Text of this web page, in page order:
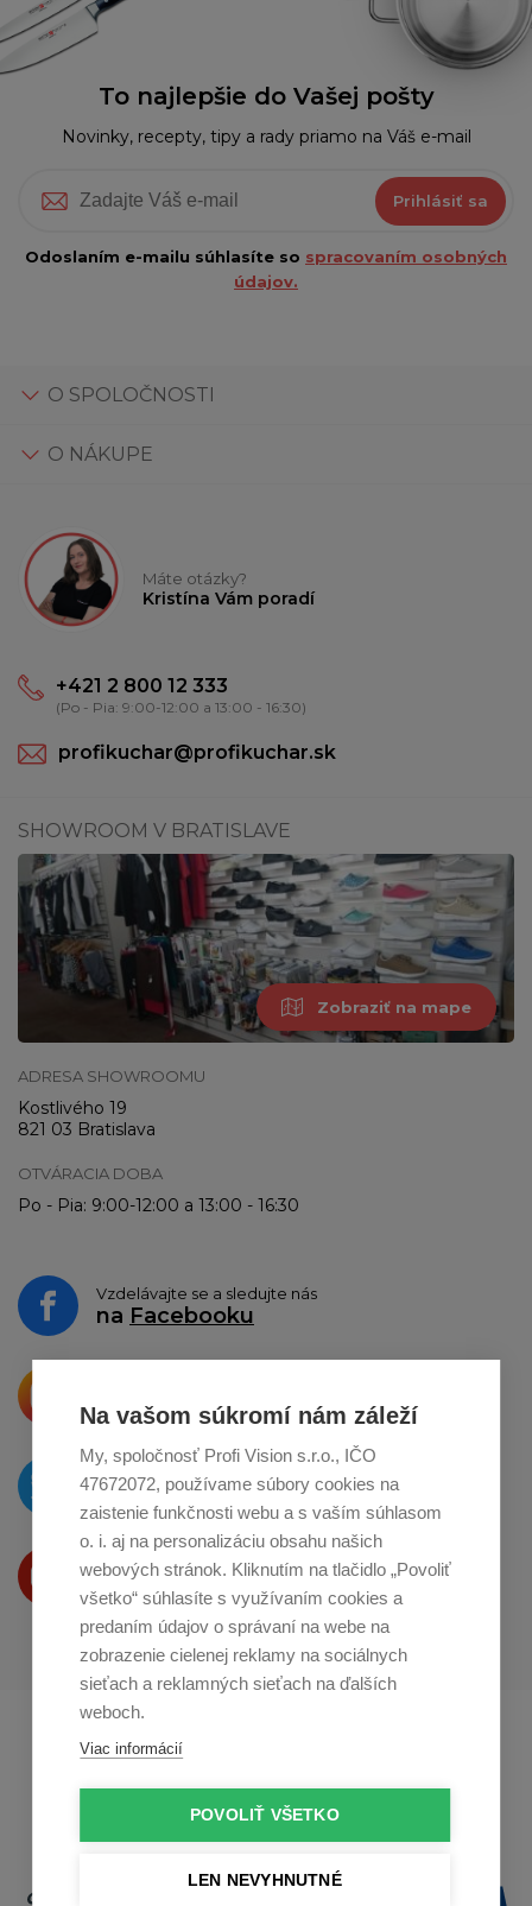
Na vašom súkromí nám záleží
My, spoločnosť Profi Vision s.r.o., IČO
47672072, používame súbory cookies na
zaistenie funkčnosti webu a s vaším súhlasom
o. i. aj na personalizáciu obsahu našich
webových stránok. Kliknutím na tlačidlo „Povoliť
všetko“ súhlasíte s využívaním cookies a
predaním údajov o správaní na webe na
zobrazenie cielenej reklamy na sociálnych
sieťach a reklamných sieťach na ďalších
weboch.
Viac informácií
POVOLIŤ VŠETKO
LEN NEVYHNUTNÉ
To najlepšie do Vašej pošty
Novinky, recepty, tipy a rady priamo na Váš e-mail
Prihlásiť sa
Odoslaním e-mailu súhlasíte so spracovaním osobných
údajov.
O SPOLOČNOSTI
O NÁKUPE
Máte otázky?
Kristína Vám poradí
+421 2 800 12 333
(Po - Pia: 9:00-12:00 a 13:00 - 16:30)
profikuchar@profikuchar.sk
SHOWROOM V BRATISLAVE
Zobraziť na mape
ADRESA SHOWROOMU
Kostlivého 19
821 03 Bratislava
OTVÁRACIA DOBA
Po - Pia: 9:00-12:00 a 13:00 - 16:30
Vzdelávajte se a sledujte nás
na Facebooku
o zdieľanie naInstagrame
O novinkách píšeme
naTwitteri
Produkty Vám predstavujeme
na Youtube
Profikuchař.cz